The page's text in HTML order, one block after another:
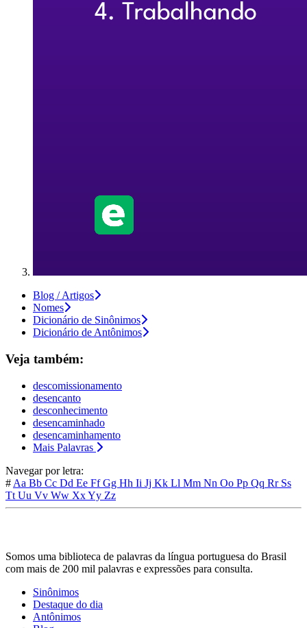
Blog / Artigos
Nomes
Dicionário de Sinônimos
Dicionário de Antônimos
Veja também:
descomissionamento
desencanto
desconhecimento
desencaminhado
desencaminhamento
Mais Palavras
Navegar por letra:
# Aa Bb Cc Dd Ee FfGg Hh Ii Jj Kk Ll Mm Nn Oo Pp Qq Rr Ss
Tt Uu Vv Ww XxYy Zz
Somos uma biblioteca de palavras da língua portuguesa do Brasil
com mais de 200 mil palavras e expressões para consulta.
Sinônimos
Destaque do dia
Antônimos